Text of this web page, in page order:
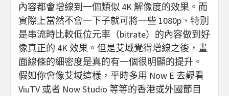
內容都會增線到一個類似 4K 解像度的效果。而
實際上當然不會一下子就可將一些 1080p、特別
是串流時比較低位元率（bitrate）的內容做到好
像真正的 4K 效果。但是艾域覺得增線之後，畫
面線條的細密度是真的有一個很明顯的提升。
假如你會像艾域這樣，平時多用 Now E 去觀看
ViuTV 或者 Now Studio 等等的香港或外國節目